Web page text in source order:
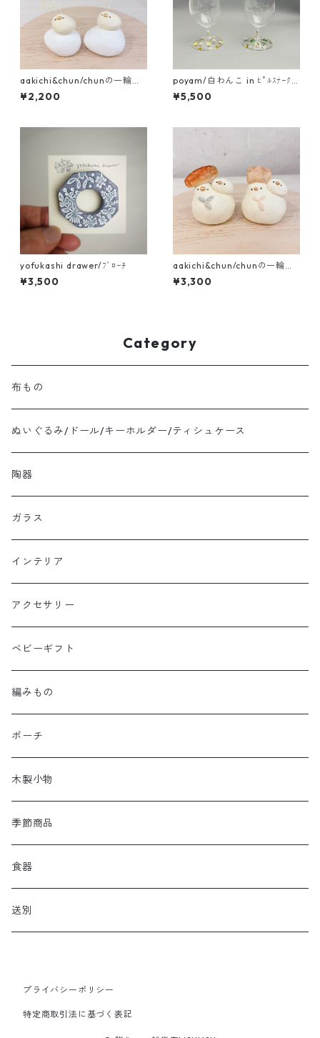
aakichi&chun/chunの一輪挿
し 乗っかりたまご
¥2,200
poyam/白わんこ in ﾋﾟﾙｽﾅｰｸﾞ
ﾗｽ
¥5,500
yofukashi drawer/ﾌﾞﾛｰﾁ
¥3,500
aakichi&chun/chunの一輪挿
し ﾊﾟﾝ各種
¥3,300
Category
布もの
ぬいぐるみ/ドール/キーホルダー/ティシュケース
陶器
ガラス
インテリア
アクセサリー
ベビーギフト
編みもの
ポーチ
木製小物
季節商品
食器
送別
プライバシーポリシー
特定商取引法に基づく表記